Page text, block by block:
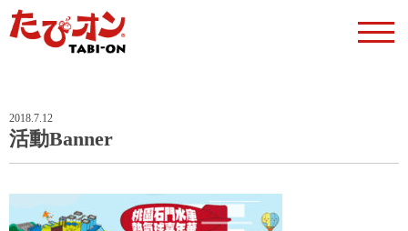
2018.7.12
活動Banner